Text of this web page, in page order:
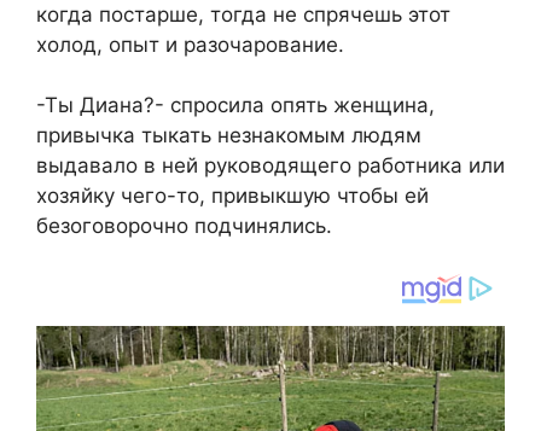
когда постарше, тогда не спрячешь этот
холод, опыт и разочарование.
-Ты Диана?- спросила опять женщина,
привычка тыкать незнакомым людям
выдавало в ней руководящего работника или
хозяйку чего-то, привыкшую чтобы ей
безоговорочно подчинялись.